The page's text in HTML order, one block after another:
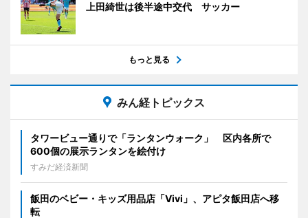
上田綺世は後半途中交代 サッカー
もっと見る
みん経トピックス
タワービュー通りで「ランタンウォーク」 区内各所で
600個の展示ランタンを絵付け
すみだ経済新聞
飯田のベビー・キッズ用品店「Vivi」、アピタ飯田店へ移
転